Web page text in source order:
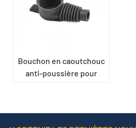
Bouchon en caoutchouc
anti-poussière pour